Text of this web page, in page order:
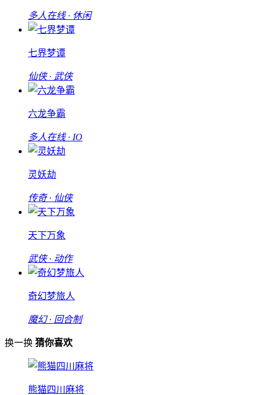
多人在线 · 休闲
七界梦谭
仙侠 · 武侠
六龙争霸
多人在线 · IO
灵妖劫
传奇 · 仙侠
天下万象
武侠 · 动作
奇幻梦旅人
魔幻 · 回合制
换一换 猜你喜欢
熊猫四川麻将